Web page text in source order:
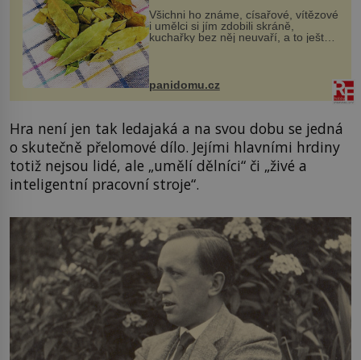
Všichni ho známe, císařové, vítězové
i umělci si jím zdobili skráně,
kuchařky bez něj neuvaří, a to ještě
nevíte, že bobkový list může výrazně
zmírnit některé naše neduhy.
Obsahuje v malém množství ně...
panidomu.cz
Hra není jen tak ledajaká a na svou dobu se jedná
o skutečně přelomové dílo. Jejími hlavními hrdiny
totiž nejsou lidé, ale „umělí dělníci“ či „živé a
inteligentní pracovní stroje“.